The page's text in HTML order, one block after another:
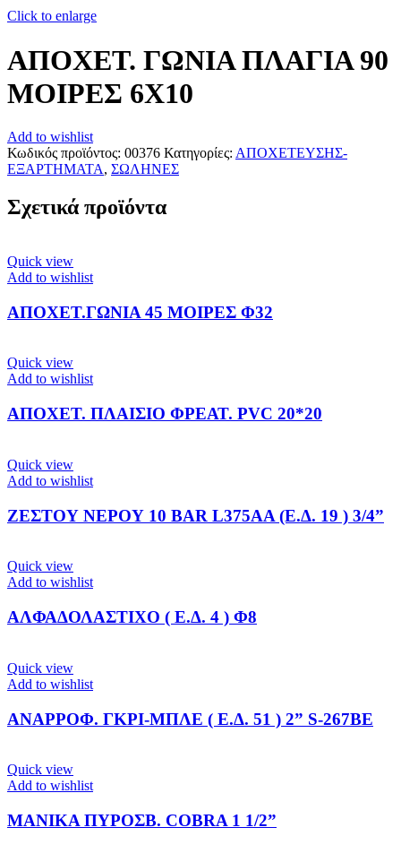
Click to enlarge
ΑΠΟΧΕΤ. ΓΩΝΙΑ ΠΛΑΓΙΑ 90
ΜΟΙΡΕΣ 6Χ10
Add to wishlist
Κωδικός προϊόντος: 00376 Κατηγορίες: ΑΠΟΧΕΤΕΥΣΗΣ-
ΕΞΑΡΤΗΜΑΤΑ, ΣΩΛΗΝΕΣ
Σχετικά προϊόντα
Quick view
Add to wishlist
ΑΠΟΧΕΤ.ΓΩΝΙΑ 45 ΜΟΙΡΕΣ Φ32
Quick view
Add to wishlist
ΑΠΟΧΕΤ. ΠΛΑΙΣΙΟ ΦΡΕΑΤ. PVC 20*20
Quick view
Add to wishlist
ΖΕΣΤΟΥ ΝΕΡΟΥ 10 BAR L375AA (Ε.Δ. 19 ) 3/4”
Quick view
Add to wishlist
ΑΛΦΑΔΟΛΑΣΤΙΧΟ ( Ε.Δ. 4 ) Φ8
Quick view
Add to wishlist
ΑΝΑΡΡΟΦ. ΓΚΡΙ-ΜΠΛΕ ( Ε.Δ. 51 ) 2” S-267BE
Quick view
Add to wishlist
ΜΑΝΙΚΑ ΠΥΡΟΣΒ. COBRA 1 1/2”